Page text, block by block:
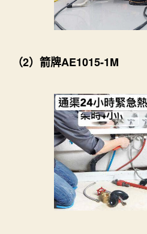
（2）箭牌AE1015-1M